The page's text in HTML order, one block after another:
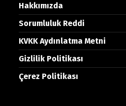
Hakkımızda
Sorumluluk Reddi
KVKK Aydınlatma Metni
Gizlilik Politikası
Çerez Politikası